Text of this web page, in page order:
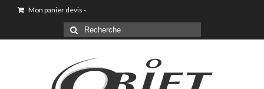
Mon panier devis -